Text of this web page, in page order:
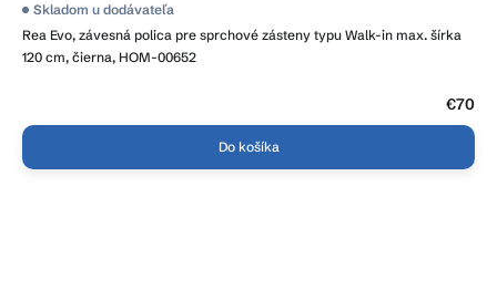
Rea Evo, závesná polica pre sprchové zásteny typu Walk-in max. šírka
120 cm, čierna, HOM-00652
Priemerné
hodnotenie
produktu
je
Skladom u dodávateľa
€70
Do košíka